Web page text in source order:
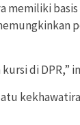
memiliki
di DPR,”